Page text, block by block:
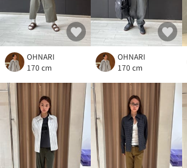
OHNARI
170 cm
OHNARI
170 cm